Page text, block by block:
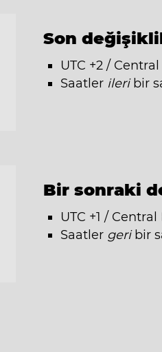
Son
UTC +2 /
Saatler ileribir
Bir sonraki
UTC +1 /
Saatler geribir